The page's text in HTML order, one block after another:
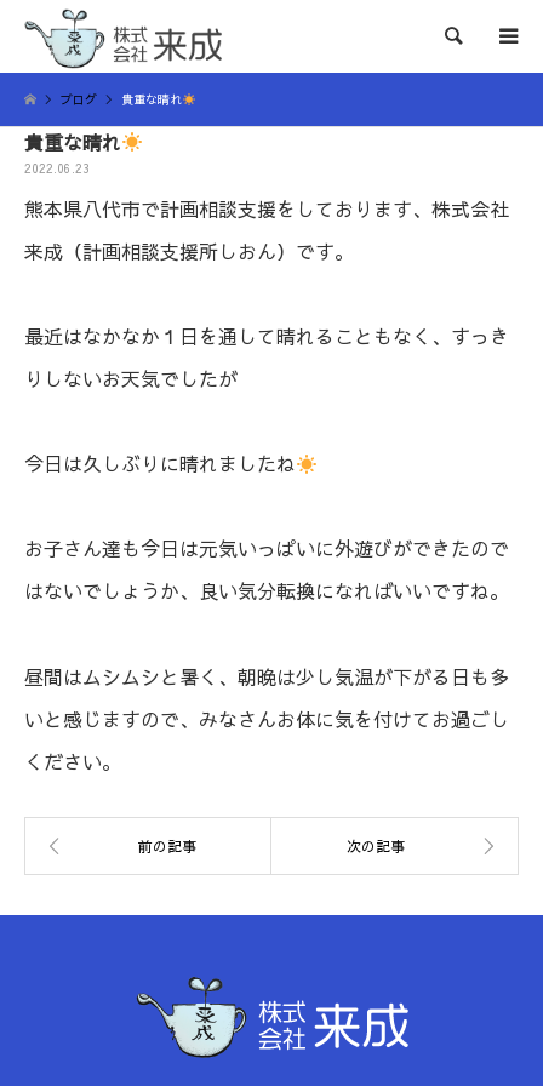
検索
ブログ 貴重な晴れ
貴重な晴れ
2022.06.23
熊本県八代市で計画相談支援をしております、株式会社
来成（計画相談支援所しおん）です。
最近はなかなか１日を通して晴れることもなく、すっき
りしないお天気でしたが
今日は久しぶりに晴れましたね
お子さん達も今日は元気いっぱいに外遊びができたので
はないでしょうか、良い気分転換になればいいですね。
昼間はムシムシと暑く、朝晩は少し気温が下がる日も多
いと感じますので、みなさんお体に気を付けてお過ごし
ください。